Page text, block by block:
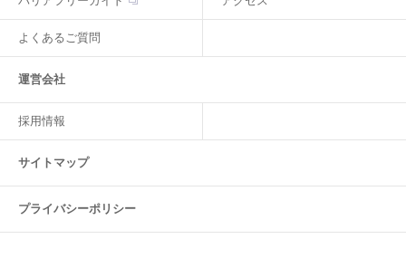
よくあるご質問
運営会社
採用情報
サイトマップ
プライバシーポリシー